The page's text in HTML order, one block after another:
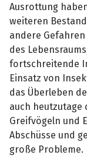
Ausrottung
weiteren
andere
des
fortschreitende
Einsatz von
das Überleben
auch heutzutage
Greifvögeln und
Abschüsse und
große Probleme.